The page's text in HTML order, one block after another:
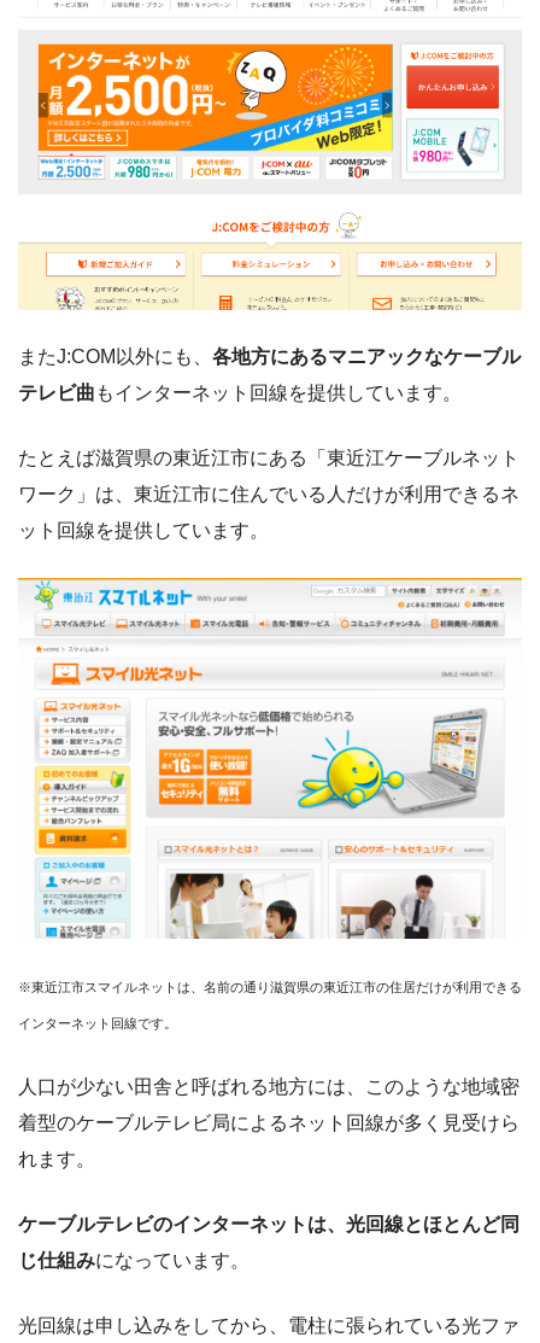
またJ:COM以外にも、 各地方にあるマニアックなケーブル
テレビ曲 もインターネット回線を提供しています。
たとえば滋賀県の東近江市にある「東近江ケーブルネット
ワーク」は、東近江市に住んでいる人だけが利用できるネ
ット回線を提供しています。
※東近江市スマイルネットは、名前の通り滋賀県の東近江市の住居だけが利用できる
インターネット回線です。
人口が少ない田舎と呼ばれる地方には、このような地域密
着型のケーブルテレビ局によるネット回線が多く見受けら
れます。
ケーブルテレビのインターネットは、光回線とほとんど同
じ仕組みになっています。
光回線は申し込みをしてから、電柱に張られている光ファ